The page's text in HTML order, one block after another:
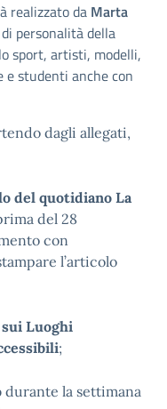
realizzato da Marta
personalità della
sport, artisti, modelli,
e studenti anche con
dagli allegati,
del quotidiano La
del 28
con
l’articolo
Luoghi
;
durante la settimana